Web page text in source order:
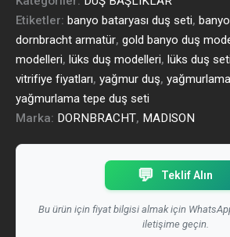
Etiketler: banyo bataryası duş seti,
dornbracht armatür, gold banyo duş
modelleri, lüks duş modelleri, lüks duş seti
vitrifiye fiyatları, yağmur duş, yağmurlama
yağmurlama tepe duş seti
Marka: DORNBRACHT, MADISON
💬 Teklif Alın
Bu ürün için fiyat bilgisi almak için
iletişime geçin.